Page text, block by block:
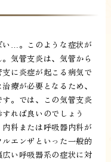
い…。このような症状が
気管支炎は、気管から
に炎症が起こる病気で
療が必要となるため、
。では、この気管支炎
れば良いのでしょう
科または呼吸器内科が
エンザといった一般的
い呼吸器系の症状に対